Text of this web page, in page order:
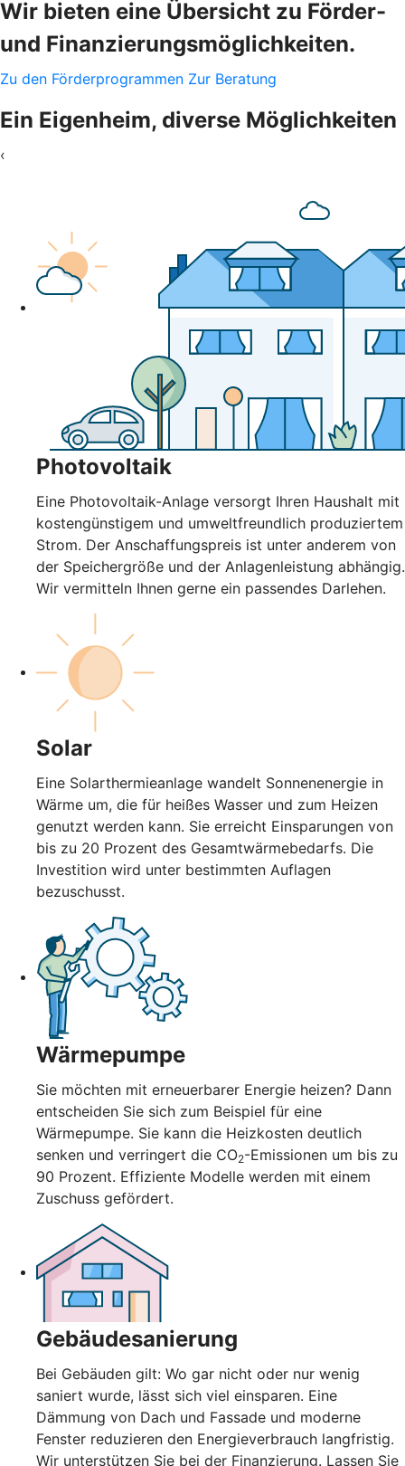
Wir bieten eine Übersicht zu Förder-
und Finanzierungsmöglichkeiten.
Zu den Förderprogrammen Zur Beratung
Ein Eigenheim, diverse Möglichkeiten
‹
Photovoltaik
Eine Photovoltaik-Anlage versorgt Ihren Haushalt mit
kostengünstigem und umweltfreundlich produziertem
Strom. Der Anschaffungspreis ist unter anderem von
der Speichergröße und der Anlagenleistung abhängig.
Wir vermitteln Ihnen gerne ein passendes Darlehen.
Solar
Eine Solarthermieanlage wandelt Sonnenenergie in
Wärme um, die für heißes Wasser und zum Heizen
genutzt werden kann. Sie erreicht Einsparungen von
bis zu 20 Prozent des Gesamtwärmebedarfs. Die
Investition wird unter bestimmten Auflagen
bezuschusst.
Wärmepumpe
Sie möchten mit erneuerbarer Energie heizen? Dann
entscheiden Sie sich zum Beispiel für eine
Wärmepumpe. Sie kann die Heizkosten deutlich
senken und verringert die CO2-Emissionen um bis zu
90 Prozent. Effiziente Modelle werden mit einem
Zuschuss gefördert.
Gebäudesanierung
Bei Gebäuden gilt: Wo gar nicht oder nur wenig
saniert wurde, lässt sich viel einsparen. Eine
Dämmung von Dach und Fassade und moderne
Fenster reduzieren den Energieverbrauch langfristig.
Wir unterstützen Sie bei der Finanzierung. Lassen Sie